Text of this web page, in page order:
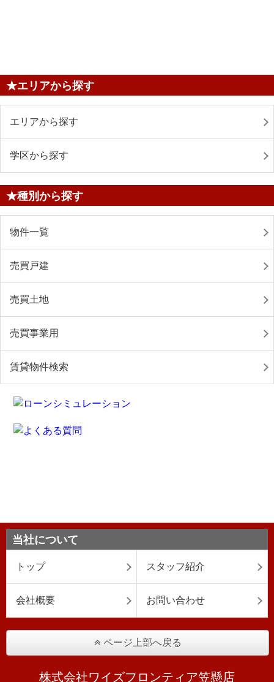
★エリアから探す
エリアから探す
学区から探す
★種別から探す
物件一覧
売買戸建
売買土地
売買事業用
賃貸物件検索
当社について
トップ スタッフ紹介
会社概要 お問い合わせ
ページ上部へ戻る
株式会社ワイズフロンティア笠懸店